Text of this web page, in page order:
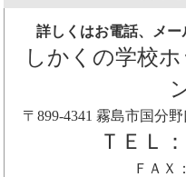
詳しくはお電話、メー
しかくの学校
〒899-4341 霧島市国分
ＴＥＬ
ＦＡＸ